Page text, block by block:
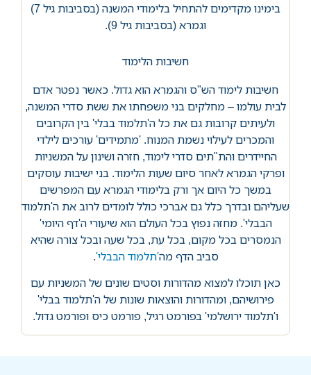
בימינו מקדימים להתחיל בלימודי המשנה (בסביבות גיל 7)
וגמרא (בסביבות גיל 9).
חשיבות הלימוד
חשיבות לימוד הש"ס והגמרא הוא גדול. כאשר נפטר אדם
לבית עולמו – מחלקים בני משפחתו את ששת סדרי המשנה,
ולעיתים קרובות גם את כל ה'תלמוד בבלי' בין הקרובים
והמכרים לעילוי נשמת המנוח. 'מתמידים' עורכים לילדי
החיידרים והת"תים סדרי לימוד, חזרה ושינון על המשניות
ופרקי הגמרא לאחר סיום שעות הלימוד. בני ישיבות עוסקים
במשך כל היום אך ורק בלימודי הגמרא עם המפרשים
שעליהם ובדרך כלל גם אברכי כולל לומדים לרוב את ה'תלמוד
הבבלי'. מחזה נפוץ בכל העולם הוא שיעורי ה'דף היומי'
הנמסרים בכל מקום, בכל עת, בכל שעה ובכל צורה שהיא
סביב הדף מה'תלמוד הבבלי'.
כאן תוכלו למצוא מהדורות וסטים שונים של המשניות עם
פירושיהם, ומהדורות והוצאות שונות של ה'תלמוד בבלי'
ו'תלמוד ירושלמי' בפורמט רגיל, פורמט כיס ופורמט גדול.